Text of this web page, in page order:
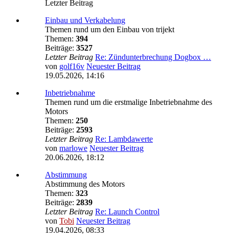
Letzter Beitrag
Einbau und Verkabelung
Themen rund um den Einbau von trijekt
Themen: 394
Beiträge: 3527
Letzter Beitrag Re: Zündunterbrechung Dogbox …
von golf16v Neuester Beitrag
19.05.2026, 14:16
Inbetriebnahme
Themen rund um die erstmalige Inbetriebnahme des
Motors
Themen: 250
Beiträge: 2593
Letzter Beitrag Re: Lambdawerte
von marlowe Neuester Beitrag
20.06.2026, 18:12
Abstimmung
Abstimmung des Motors
Themen: 323
Beiträge: 2839
Letzter Beitrag Re: Launch Control
von Tobi Neuester Beitrag
19.04.2026, 08:33